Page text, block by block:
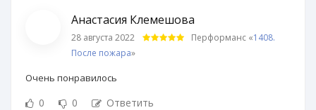
Анастасия Клемешова
28 августа 2022 Перформанс «1408.
После пожара»
Очень понравилось
0 0 Ответить